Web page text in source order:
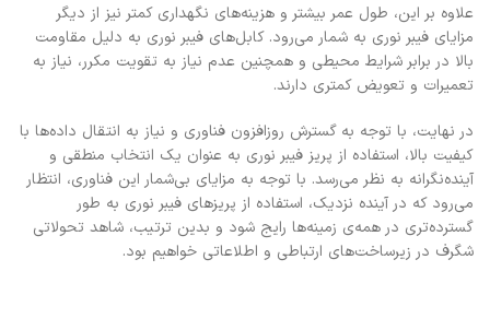
علاوه بر این، طول عمر بیشتر و هزینه‌های نگهداری کمتر نیز از دیگر
مزایای فیبر نوری به شمار می‌رود. کابل‌های فیبر نوری به دلیل مقاومت
بالا در برابر شرایط محیطی و همچنین عدم نیاز به تقویت مکرر، نیاز به
تعمیرات و تعویض کمتری دارند.
در نهایت، با توجه به گسترش روزافزون فناوری و نیاز به انتقال داده‌ها با
کیفیت بالا، استفاده از پریز فیبر نوری به عنوان یک انتخاب منطقی و
آینده‌نگرانه به نظر می‌رسد. با توجه به مزایای بی‌شمار این فناوری، انتظار
می‌رود که در آینده نزدیک، استفاده از پریزهای فیبر نوری به طور
گسترده‌تری در همه‌ی زمینه‌ها رایج شود و بدین ترتیب، شاهد تحولاتی
شگرف در زیرساخت‌های ارتباطی و اطلاعاتی خواهیم بود.